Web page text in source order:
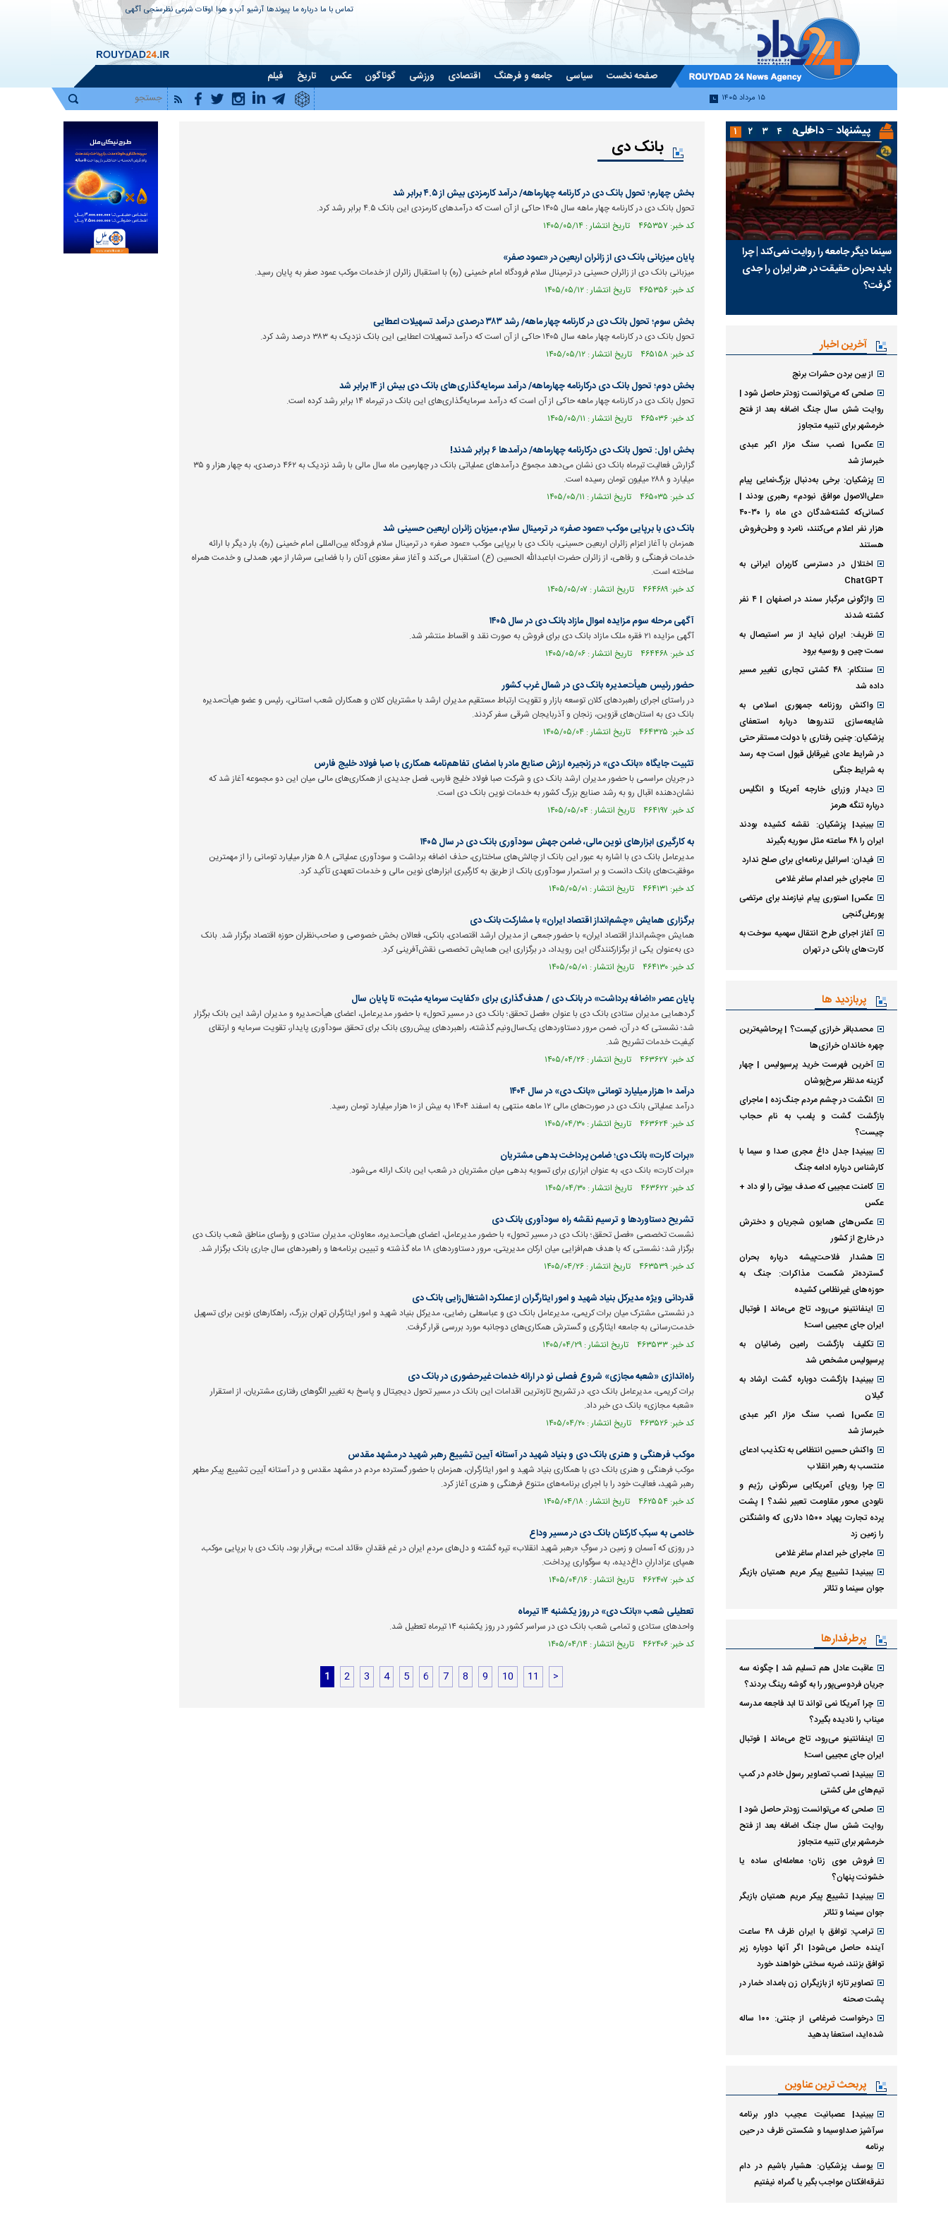
تماس با ما درباره ما پیوندها آرشیو آب و هوا اوقات شرعی نظرسنجی آگهی
صفحه نخست سیاسی جامعه و فرهنگ اقتصادی ورزشی گوناگون عکس تاریخ فیلم
۱۵ مرداد ۱۴۰۵
بانک دی
بخش چهارم؛ تحول بانک دی در کارنامه چهارماهه/ درآمد کارمزدی بیش از ۴.۵ برابر شد
تحول بانک دی در کارنامه چهار ماهه سال ۱۴۰۵ حاکی از آن است که درآمد‌های کارمزدی این بانک ۴.۵ برابر رشد کرد.
کد خبر: ۴۶۵۳۵۷ تاریخ انتشار : ۱۴۰۵/۰۵/۱۴
پایان میزبانی بانک دی از زائران اربعین در «عمود صفر»
میزبانی بانک دی از زائران حسینی در ترمینال سلام فرودگاه امام خمینی (ره) با استقبال زائران از خدمات موکب عمود صفر به پایان رسید.
کد خبر: ۴۶۵۳۵۶ تاریخ انتشار : ۱۴۰۵/۰۵/۱۲
بخش سوم؛ تحول بانک دی در کارنامه چهار ماهه/ رشد ۳۸۳ درصدی درآمد تسهیلات اعطایی
تحول بانک دی در کارنامه چهار ماهه سال ۱۴۰۵ حاکی از آن است که درآمد تسهیلات اعطایی این بانک نزدیک به ۳۸۳ درصد رشد کرد.
کد خبر: ۴۶۵۱۵۸ تاریخ انتشار : ۱۴۰۵/۰۵/۱۲
بخش دوم؛ تحول بانک دی درکارنامه چهارماهه/ درآمد سرمایه‌گذاری‌های بانک دی بیش از ۱۴ برابر شد
تحول بانک دی در کارنامه چهار ماهه حاکی از آن است که درآمد سرمایه‌گذاری‌های این بانک در تیرماه ۱۴ برابر رشد کرده است.
کد خبر: ۴۶۵۰۳۶ تاریخ انتشار : ۱۴۰۵/۰۵/۱۱
بخش اول: تحول بانک دی درکارنامه چهارماهه/ درآمد‌ها ۶ برابر شدند!
گزارش فعالیت تیرماه بانک دی نشان می‌دهد مجموع درآمد‌های عملیاتی بانک در چهارمین ماه سال مالی با رشد نزدیک به ۴۶۲ درصدی، به چهار هزار و ۳۵
میلیارد و ۲۸۸ میلیون تومان رسیده است.
کد خبر: ۴۶۵۰۳۵ تاریخ انتشار : ۱۴۰۵/۰۵/۱۱
بانک دی با برپایی موکب «عمود صفر» در ترمینال سلام، میزبان زائران اربعین حسینی شد
همزمان با آغاز اعزام زائران اربعین حسینی، بانک دی با برپایی موکب «عمود صفر» در ترمینال سلام فرودگاه بین‌المللی امام خمینی (ره)، بار دیگر با ارائه
خدمات فرهنگی و رفاهی، از زائران حضرت اباعبدالله الحسین (ع) استقبال می‌کند و آغاز سفر معنوی آنان را با فضایی سرشار از مهر، همدلی و خدمت همراه
ساخته است.
کد خبر: ۴۶۴۶۸۹ تاریخ انتشار : ۱۴۰۵/۰۵/۰۷
آگهی مرحله سوم مزایده اموال مازاد بانک دی در سال ۱۴۰۵
آگهی مزایده ۲۱ فقره ملک مازاد بانک دی برای فروش به صورت نقد و اقساط منتشر شد.
کد خبر: ۴۶۴۴۶۸ تاریخ انتشار : ۱۴۰۵/۰۵/۰۶
حضور رئیس هیأت‌مدیره بانک دی در شمال غرب کشور
در راستای اجرای راهبرد‌های کلان توسعه بازار و تقویت ارتباط مستقیم مدیران ارشد با مشتریان کلان و همکاران شعب استانی، رئیس و عضو هیأت‌مدیره
بانک دی به استان‌های قزوین، زنجان و آذربایجان شرقی سفر کردند.
کد خبر: ۴۶۴۳۲۵ تاریخ انتشار : ۱۴۰۵/۰۵/۰۴
تثبیت جایگاه «بانک دی» در زنجیره ارزش صنایع مادر با امضای تفاهم‌نامه همکاری با صبا فولاد خلیج فارس
در جریان مراسمی با حضور مدیران ارشد بانک دی و شرکت صبا فولاد خلیج فارس، فصل جدیدی از همکاری‌های مالی میان این دو مجموعه آغاز شد که
نشان‌دهنده اقبال رو به رشد صنایع بزرگ کشور به خدمات نوین بانک دی است.
کد خبر: ۴۶۴۱۹۷ تاریخ انتشار : ۱۴۰۵/۰۵/۰۴
به کارگیری ابزار‌های نوین مالی، ضامن جهش سودآوری بانک دی در سال ۱۴۰۵
مدیرعامل بانک دی با اشاره به عبور این بانک از چالش‌های ساختاری، حذف اضافه برداشت و سودآوری عملیاتی ۵.۸ هزار میلیارد تومانی را از مهمترین
موفقیت‌های بانک دانست و بر استمرار سودآوری بانک از طریق به کارگیری ابزار‌های نوین مالی و خدمات تعهدی تأکید کرد.
کد خبر: ۴۶۴۱۳۱ تاریخ انتشار : ۱۴۰۵/۰۵/۰۱
برگزاری همایش «چشم‌انداز اقتصاد ایران» با مشارکت بانک دی
همایش «چشم‌انداز اقتصاد ایران» با حضور جمعی از مدیران ارشد اقتصادی، بانکی، فعالان بخش خصوصی و صاحب‌نظران حوزه اقتصاد برگزار شد. بانک
دی به‌عنوان یکی از برگزارکنندگان این رویداد، در برگزاری این همایش تخصصی نقش‌آفرینی کرد.
کد خبر: ۴۶۴۱۳۰ تاریخ انتشار : ۱۴۰۵/۰۵/۰۱
پایان عصر «اضافه برداشت» در بانک دی / هدف‌گذاری برای «کفایت سرمایه مثبت» تا پایان سال
گردهمایی مدیران ستادی بانک دی با عنوان «فصل تحقق؛ بانک دی در مسیر تحول» با حضور مدیرعامل، اعضای هیأت‌مدیره و مدیران ارشد این بانک برگزار
شد؛ نشستی که در آن، ضمن مرور دستاورد‌های یک‌سال‌ونیم گذشته، راهبرد‌های پیش‌روی بانک برای تحقق سودآوری پایدار، تقویت سرمایه و ارتقای
کیفیت خدمات تشریح شد.
کد خبر: ۴۶۳۶۲۷ تاریخ انتشار : ۱۴۰۵/۰۴/۲۶
درآمد ۱۰ هزار میلیارد تومانی «بانک دی» در سال ۱۴۰۴
درآمد عملیاتی بانک دی در صورت‌های مالی ۱۲ ماهه منتهی به اسفند ۱۴۰۴ به بیش از ۱۰ هزار میلیارد تومان رسید.
کد خبر: ۴۶۳۶۲۴ تاریخ انتشار : ۱۴۰۵/۰۴/۳۰
«برات کارت» بانک دی؛ ضامن پرداخت بدهی مشتریان
«برات کارت» بانک دی، به عنوان ابزاری برای تسویه بدهی میان مشتریان در شعب این بانک ارائه می‌شود.
کد خبر: ۴۶۳۶۲۲ تاریخ انتشار : ۱۴۰۵/۰۴/۳۰
تشریح دستاورد‌ها و ترسیم نقشه راه سودآوری بانک دی
نشست تخصصی «فصل تحقق؛ بانک دی در مسیر تحول» با حضور مدیرعامل، اعضای هیأت‌مدیره، معاونان، مدیران ستادی و رؤسای مناطق شعب بانک دی
برگزار شد؛ نشستی که با هدف هم‌افزایی میان ارکان مدیریتی، مرور دستاورد‌های ۱۸ ماه گذشته و تبیین برنامه‌ها و راهبرد‌های سال جاری بانک برگزار شد.
کد خبر: ۴۶۳۵۳۹ تاریخ انتشار : ۱۴۰۵/۰۴/۲۶
قدردانی ویژه مدیرکل بنیاد شهید و امور ایثارگران از عملکرد اشتغال‌زایی بانک دی
در نشستی مشترک میان برات کریمی، مدیرعامل بانک دی و عباسعلی رضایی، مدیرکل بنیاد شهید و امور ایثارگران تهران بزرگ، راهکار‌های نوین برای تسهیل
خدمت‌رسانی به جامعه ایثارگری و گسترش همکاری‌های دوجانبه مورد بررسی قرار گرفت.
کد خبر: ۴۶۳۵۳۳ تاریخ انتشار : ۱۴۰۵/۰۴/۲۹
راه‌اندازی «شعبه مجازی» شروع فصلی نو در ارائه خدمات غیرحضوری در بانک دی
برات کریمی، مدیرعامل بانک دی، در تشریح تازه‌ترین اقدامات این بانک در مسیر تحول دیجیتال و پاسخ به تغییر الگو‌های رفتاری مشتریان، از استقرار
«شعبه مجازی» بانک دی خبر داد.
کد خبر: ۴۶۳۵۲۶ تاریخ انتشار : ۱۴۰۵/۰۴/۲۰
موکب فرهنگی و هنری بانک دی و بنیاد شهید در آستانه آیین تشییع رهبر شهید در مشهد مقدس
موکب فرهنگی و هنری بانک دی با همکاری بنیاد شهید و امور ایثارگران، همزمان با حضور گسترده مردم در مشهد مقدس و در آستانه آیین تشییع پیکر مطهر
رهبر شهید، فعالیت خود را با اجرای برنامه‌های متنوع فرهنگی و هنری آغاز کرد.
کد خبر: ۴۶۲۵۵۴ تاریخ انتشار : ۱۴۰۵/۰۴/۱۸
خادمی به سبکِ کارکنان بانک دی در مسیر وداع
در روزی که آسمان و زمین در سوگِ «رهبر شهید انقلاب» تیره گشته و دل‌های مردمِ ایران در غمِ فقدانِ «قائد امت» بی‌قرار بود، بانک دی با برپایی موکب،
همپای عزادارانِ داغ‌دیده، به سوگواری پرداخت.
کد خبر: ۴۶۲۴۰۷ تاریخ انتشار : ۱۴۰۵/۰۴/۱۶
تعطیلی شعب «بانک دی» در روز یکشنبه ۱۴ تیرماه
واحد‌های ستادی و تمامی شعب بانک دی در سراسر کشور در روز یکشنبه ۱۴ تیرماه تعطیل شد.
کد خبر: ۴۶۲۴۰۶ تاریخ انتشار : ۱۴۰۵/۰۴/۱۴
1 2 3 4 5 6 7 8 9 10 11 >
پیشنهاد − داخلی
سینما دیگر جامعه را روایت نمی‌کند | چرا
باید بحران حقیقت در هنر ایران را جدی
گرفت؟
پشت پرده تغییر مهم در اتاق فرمان
برنامه‌های سیاسی صداوسیما | چرخش به
نفع توافق یا تلاش برای حفظ کرسی
ارتش آمریکا در جست وجوی راه جدید
حمله به ایران
سوءقصد به بوش پدر چگونه جرقه حمله
چرخش دوباره عبدالرضا داوری | از
۱ ۲ ۳ ۴ ۵ ۶
آخرین اخبار
از بین بردن حشرات برنج
صلحی که می‌توانست زودتر حاصل شود |
روایت شش سال جنگ اضافه بعد از فتح
خرمشهر برای تنبیه متجاوز
عکس| نصب سنگ مزار اکبر عبدی
خبرساز شد
پزشکیان: برخی به‌دنبال بزرگ‌نمایی پیام
«علی‌الاصول موافق نبودم» رهبری بودند |
کسانی‌که کشته‌شدگان دی ماه را ۳۰-۴۰
هزار نفر اعلام می‌کنند، نامرد و وطن‌فروش
هستند
اختلال در دسترسی کاربران ایرانی به
ChatGPT
واژگونی مرگبار سمند در اصفهان | ۴ نفر
کشته شدند
ظریف: ایران نباید از سر استیصال به
سمت چین و روسیه برود
سنتکام: ۴۸ کشتی تجاری تغییر مسیر
داده شد
واکنش روزنامه جمهوری اسلامی به
شایعه‌سازی تندروها درباره استعفای
پزشکیان: چنین رفتاری با دولت مستقر حتی
در شرایط عادی غیرقابل قبول است چه رسد
به شرایط جنگی
دیدار وزرای خارجه آمریکا و انگلیس
درباره تنگه هرمز
ببینید| پزشکیان: نقشه کشیده بودند
ایران را ۴۸ ساعته مثل سوریه بگیرند
فیدان: اسرائیل برنامه‌ای برای صلح ندارد
ماجرای خبر اعدام ساغر غلامی
عکس| استوری پیام نیازمند برای مرتضی
پورعلی‌گنجی
آغاز اجرای طرح انتقال سهمیه سوخت به
کارت‌های بانکی در تهران
پربازدید ها
محمدباقر خرازی کیست؟ | پرحاشیه‌ترین
چهره خاندان خرازی‌ها
آخرین فهرست خرید پرسپولیس | چهار
گزینه مدنظر سرخ‌پوشان
انگشت در چشم مردم جنگ‌زده | ماجرای
بازگشت گشت و پلمب به نام حجاب
چیست؟
ببینید| جدل داغ مجری صدا و سیما با
کارشناس درباره ادامه جنگ
کامنت عجیبی که صدف بیوتی را لو داد +
عکس
عکس‌های همایون شجریان و دخترش
در خارج از کشور
هشدار فلاحت‌پیشه درباره بحران
گسترده‌تر شکست مذاکرات: جنگ به
حوزه‌های غیرنظامی کشیده
اینفانتینو می‌رود، تاج می‌ماند | فوتبال
ایران جای عجیبی است!
تکلیف بازگشت رامین رضائیان به
پرسپولیس مشخص شد
ببینید| بازگشت دوباره گشت ارشاد به
گیلان
عکس| نصب سنگ مزار اکبر عبدی
خبرساز شد
واکنش حسین انتظامی به تکذیب ادعای
منتسب به رهبر انقلاب
چرا رویای آمریکایی سرنگونی رژیم و
نابودی محور مقاومت تعبیر نشد؟ | پشت
پرده تجارت پهپاد‌ ۱۵۰۰ دلاری که واشنگتن
را زمین زد
ماجرای خبر اعدام ساغر غلامی
ببینید| تشییع پیکر مریم همتیان بازیگر
جوان سینما و تئاتر
پرطرفدارها
عاقبت عادل هم تسلیم شد | چگونه سه
جریان فردوسی‌پور را به گوشه رینگ بردند؟
چرا آمریکا نمی تواند تا ابد فاجعه مدرسه
میناب را نادیده بگیرد؟
اینفانتینو می‌رود، تاج می‌ماند | فوتبال
ایران جای عجیبی است!
ببینید| نصب تصاویر رسول خادم در کمپ
تیم‌های ملی کشتی
صلحی که می‌توانست زودتر حاصل شود |
روایت شش سال جنگ اضافه بعد از فتح
خرمشهر برای تنبیه متجاوز
فروش موی زنان؛ معامله‌ای ساده یا
خشونت پنهان؟
ببینید| تشییع پیکر مریم همتیان بازیگر
جوان سینما و تئاتر
ترامپ: توافق با ایران ظرف ۴۸ ساعت
آینده حاصل می‌شود| اگر آنها دوباره زیر
توافق بزنند، ضربه سختی خواهند خورد
تصاویر تازه از بازیگران زن بامداد خمار در
پشت صحنه
درخواست ضرغامی از جنتی: ۱۰۰ ساله
شده‌اید، استعفا بدهید
پربحث ترین عناوین
ببینید| عصبانیت عجیب داور برنامه
سرآشپز صداوسیما و شکستن ظرف در حین
برنامه
یوسف پزشکیان: هشیار باشیم در دام
تفرقه‌افکنان مواجب بگیر یا گمراه نیفتیم